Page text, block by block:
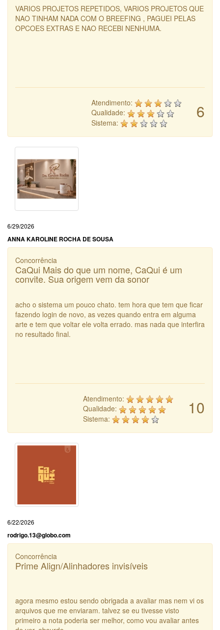
VARIOS PROJETOS REPETIDOS, VARIOS PROJETOS QUE
NAO TINHAM NADA COM O BREEFING , PAGUEI PELAS
OPCOES EXTRAS E NAO RECEBI NENHUMA.
6
Atendimento:
Qualidade:
Sistema:
6/29/2026
ANNA KAROLINE ROCHA DE SOUSA
Concorrência
CaQui Mais do que um nome, CaQui é um
convite. Sua origem vem da sonor
acho o sistema um pouco chato. tem hora que tem que ficar
fazendo login de novo, as vezes quando entra em alguma
arte e tem que voltar ele volta errado. mas nada que interfira
no resultado final.
10
Atendimento:
Qualidade:
Sistema:
6/22/2026
rodrigo.13@globo.com
Concorrência
Prime Align/Alinhadores invisíveis
agora mesmo estou sendo obrigada a avaliar mas nem vi os
arquivos que me enviaram. talvez se eu tivesse visto
primeiro a nota poderia ser melhor, como vou avaliar antes